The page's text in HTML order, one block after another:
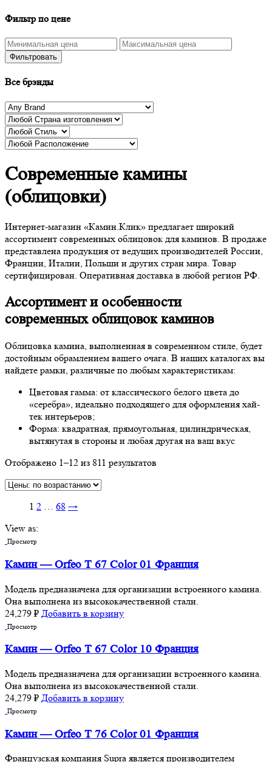
Фильтр по цене
Фильтровать
Все брэнды
Современные камины
(облицовки)
Интернет-магазин «Камин.Клик» предлагает широкий
ассортимент современных облицовок для каминов. В продаже
представлена продукция от ведущих производителей России,
Франции, Италии, Польши и других стран мира. Товар
сертифицирован. Оперативная доставка в любой регион РФ.
Ассортимент и особенности
современных облицовок каминов
Облицовка камина, выполненная в современном стиле, будет
достойным обрамлением вашего очага. В наших каталогах вы
найдете рамки, различные по любым характеристикам:
Цветовая гамма: от классического белого цвета до
«серебра», идеально подходящего для оформления хай-
тек интерьеров;
Форма: квадратная, прямоугольная, цилиндрическая,
вытянутая в стороны и любая другая на ваш вкус
Отображено 1–12 из 811 результатов
1 2 … 68 →
View as:
Просмотр
Камин — Orfeo T 67 Color 01 Франция
Модель предназначена для организации встроенного камина.
Она выполнена из высококачественной стали.
24,279 ₽ Добавить в корзину
Просмотр
Камин — Orfeo T 67 Color 10 Франция
Модель предназначена для организации встроенного камина.
Она выполнена из высококачественной стали.
24,279 ₽ Добавить в корзину
Просмотр
Камин — Orfeo T 76 Color 01 Франция
Французская компания Supra является производителем